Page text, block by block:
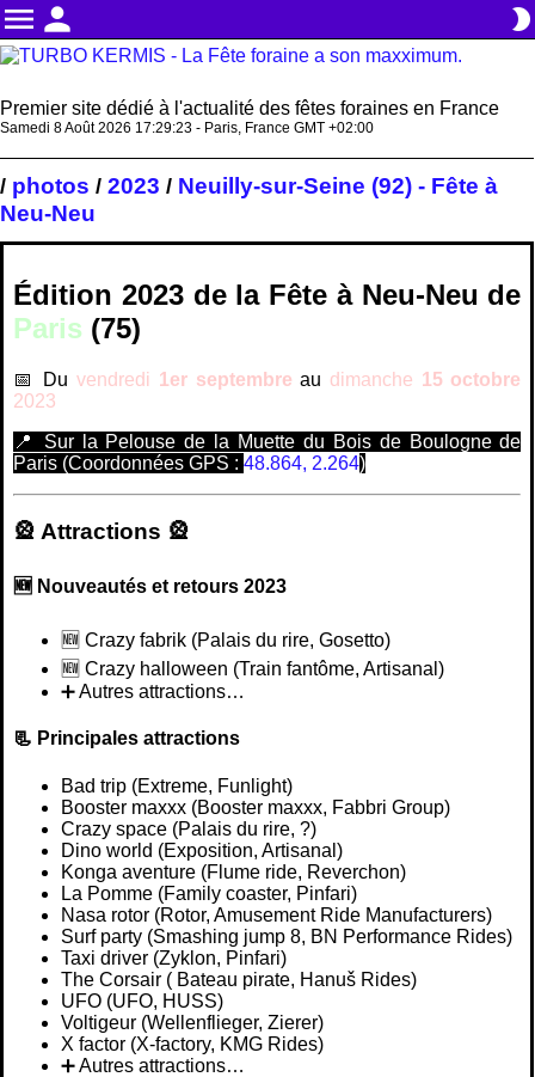
menu person brightness_2
Premier site dédié à l'actualité des fêtes foraines en France
Samedi 8 Août 2026 17:29:24 - Paris, France GMT +02:00
/ photos / 2023 / Neuilly-sur-Seine (92) - Fête à
Neu-Neu
Édition 2023 de la Fête à Neu-Neu de
Paris (75)
📅 Duvendredi 1er septembre au dimanche 15 octobre
2023
📍 Sur la Pelouse de la Muette du Bois de Boulogne de
Paris (Coordonnées GPS : 48.864, 2.264)
🎡 Attractions 🎡
🆕 Nouveautés et retours 2023
🆕️ Crazy fabrik (Palais du rire, Gosetto)
🆕️ Crazy halloween (Train fantôme, Artisanal)
➕ Autres attractions…
📃 Principales attractions
Bad trip (Extreme, Funlight)
Booster maxxx (Booster maxxx, Fabbri Group)
Crazy space (Palais du rire, ?)
Dino world (Exposition, Artisanal)
Konga aventure (Flume ride, Reverchon)
La Pomme (Family coaster, Pinfari)
Nasa rotor (Rotor, Amusement Ride Manufacturers)
Surf party (Smashing jump 8, BN Performance Rides)
Taxi driver (Zyklon, Pinfari)
The Corsair ( Bateau pirate, Hanuš Rides)
UFO (UFO, HUSS)
Voltigeur (Wellenflieger, Zierer)
X factor (X-factory, KMG Rides)
➕ Autres attractions…